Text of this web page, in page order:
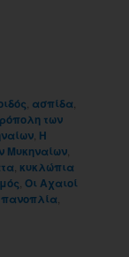
ασπίδα
των
Η
Μυκηναίων
κυκλώπια
,Οι Αχαιοί
πανοπλία